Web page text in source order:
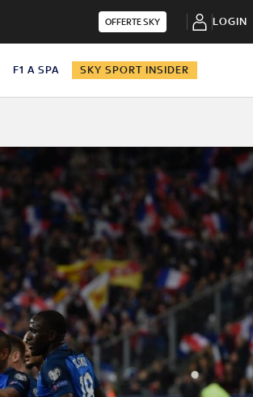
OFFERTE SKY LOGIN
F1 A SPA SKY SPORT INSIDER